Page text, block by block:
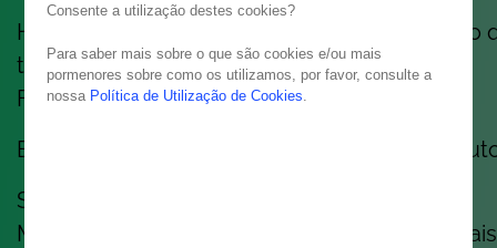
Há mais de 30 anos que construímos mais do
tecnologia. Construímos equipas. Carreiras.
Futuro.
E, honestamente? Temos adorado cada
Somos uma empresa de IT, sim.
Mas somos também uma comunidade de
Consente a utilização destes cookies?
Para saber mais sobre o que são cookies e/ou mais
pormenores sobre como os utilizamos, por favor, consulte a
nossa Política de Utilização de Cookies